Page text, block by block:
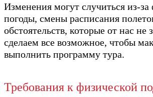
Изменения могут случиться из-
погоды, смены расписания
обстоятельств, которые от нас не
сделаем все возможное, чтобы
выполнить программу тура.
Требования к физической